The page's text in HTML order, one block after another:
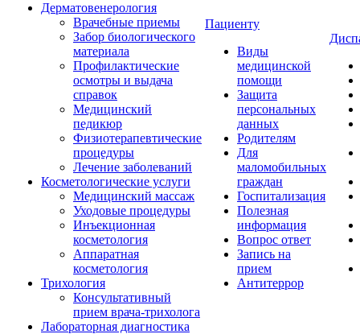
Дерматовенерология
Врачебные приемы
Забор биологического
материала
Профилактические
осмотры и выдача
справок
Медицинский
педикюр
Физиотерапевтические
процедуры
Лечение заболеваний
Косметологические услуги
Медицинский массаж
Уходовые процедуры
Инъекционная
косметология
Аппаратная
косметология
Трихология
Консультативный
прием врача-трихолога
Лабораторная диагностика
Пациенту
Виды
медицинской
помощи
Защита
персональных
данных
Родителям
Для
маломобильных
граждан
Госпитализация
Полезная
информация
Вопрос ответ
Запись на
прием
Антитеррор